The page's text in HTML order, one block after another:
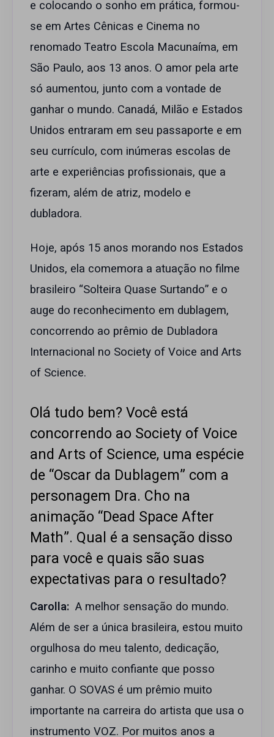
e colocando o sonho em prática, formou-
se em Artes Cênicas e Cinema no
renomado Teatro Escola Macunaíma, em
São Paulo, aos 13 anos. O amor pela arte
só aumentou, junto com a vontade de
ganhar o mundo. Canadá, Milão e Estados
Unidos entraram em seu passaporte e em
seu currículo, com inúmeras escolas de
arte e experiências profissionais, que a
fizeram, além de atriz, modelo e
dubladora.
Hoje, após 15 anos morando nos Estados
Unidos, ela comemora a atuação no filme
brasileiro “Solteira Quase Surtando” e o
auge do reconhecimento em dublagem,
concorrendo ao prêmio de Dubladora
Internacional no Society of Voice and Arts
of Science.
Olá tudo bem? Você está
concorrendo ao Society of Voice
and Arts of Science, uma espécie
de “Oscar da Dublagem” com a
personagem Dra. Cho na
animação “Dead Space After
Math”. Qual é a sensação disso
para você e quais são suas
expectativas para o resultado?
Carolla: A melhor sensação do mundo.
Além de ser a única brasileira, estou muito
orgulhosa do meu talento, dedicação,
carinho e muito confiante que posso
ganhar. O SOVAS é um prêmio muito
importante na carreira do artista que usa o
instrumento VOZ. Por muitos anos a